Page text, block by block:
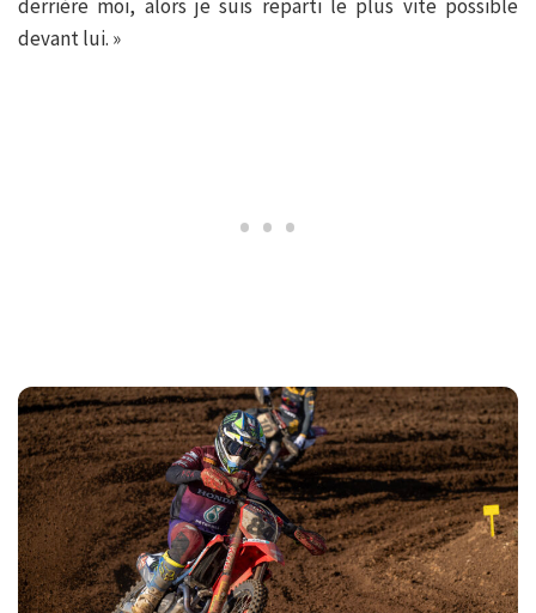
derrière moi, alors je suis reparti le plus vite possible
devant lui. »